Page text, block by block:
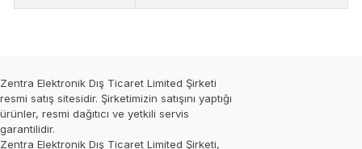
Zentra Elektronik Dış Ticaret Limited Şirketi
resmi satış sitesidir. Şirketimizin satışını yaptığı
ürünler, resmi dağıtıcı ve yetkili servis
garantilidir.
Zentra Elektronik Dış Ticaret Limited Şirketi,